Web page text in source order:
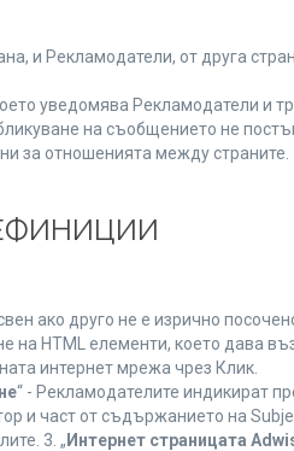
и Рекламодатели, от друга
уведомява Рекламодатели и
на съобщението не
за отношенията между страните.
ако друго не е изрично
на HTML елементи, което дава
интернет мрежа чрез Клик.
“ - Рекламодателите индикират
и част от съдържанието на
3. „ Интернет страницата